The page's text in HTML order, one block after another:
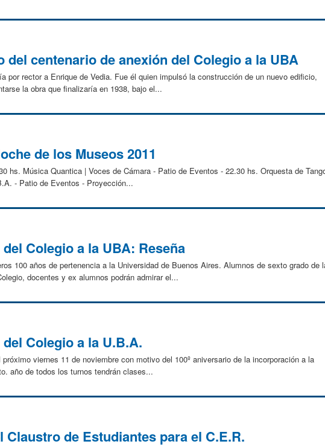
centenario de anexión del Colegio a la UBA
por rector a Enrique de Vedia. Fue él quien impulsó la construcción de un nuevo edificio,
la obra que finalizaría en 1938, bajo el...
de los Museos 2011
hs. Música Quantica | Voces de Cámara - Patio de Eventos - 22.30 hs. Orquesta de
- Patio de Eventos - Proyección...
Colegio a la UBA: Reseña
100 años de pertenencia a la Universidad de Buenos Aires. Alumnos de sexto grado de
docentes y ex alumnos podrán admirar el...
Colegio a la U.B.A.
viernes 11 de noviembre con motivo del 100º aniversario de la incorporación a la
año de todos los turnos tendrán clases...
de Estudiantes para el C.E.R.